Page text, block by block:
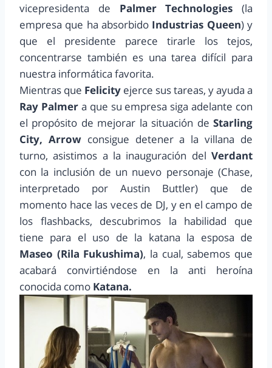
vicepresidenta de Palmer Technologies (la
empresa que ha absorbido Industrias Queen) y
que el presidente parece tirarle los tejos,
concentrarse también es una tarea difícil para
nuestra informática favorita.
Mientras que Felicity ejerce sus tareas, y ayuda a
Ray Palmera que su empresa siga adelante con
el propósito de mejorar la situación de Starling
City, Arrowconsigue detener a la villana de
turno, asistimos a la inauguración del Verdant
con la inclusión de un nuevo personaje (Chase,
interpretado por Austin Buttler) que de
momento hace las veces de DJ, y en el campo de
los flashbacks, descubrimos la habilidad que
tiene para el uso de la katana la esposa de
Maseo (Rila Fukushima), la cual, sabemos que
acabará convirtiéndose en la anti heroína
conocida como Katana.